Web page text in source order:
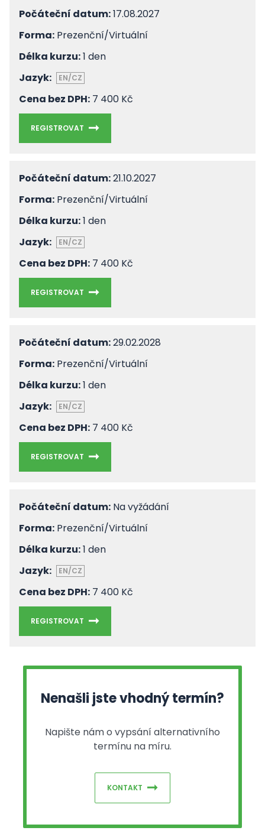
Počáteční datum:17.08.2027
Forma: Prezenční/Virtuální
Délka kurzu:1 den
Jazyk:
EN/CZ
Cena bez DPH: 7 400 Kč
REGISTROVAT
Počáteční datum:21.10.2027
Forma: Prezenční/Virtuální
Délka kurzu:1 den
Jazyk:
EN/CZ
Cena bez DPH: 7 400 Kč
REGISTROVAT
Počáteční datum:29.02.2028
Forma: Prezenční/Virtuální
Délka kurzu:1 den
Jazyk:
EN/CZ
Cena bez DPH: 7 400 Kč
REGISTROVAT
Počáteční datum: Na vyžádání
Forma: Prezenční/Virtuální
Délka kurzu:1 den
Jazyk:
EN/CZ
Cena bez DPH: 7 400 Kč
REGISTROVAT
Nenašli jste vhodný termín?
Napište nám o vypsání alternativního
termínu na míru.
KONTAKT